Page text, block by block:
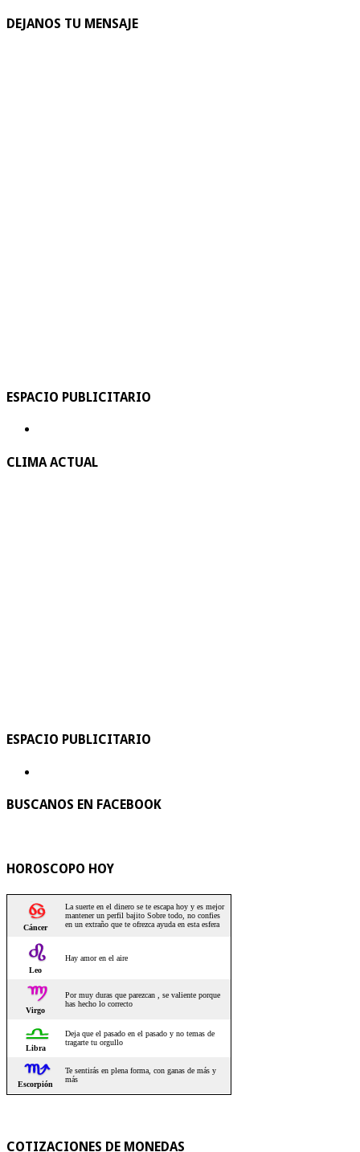
DEJANOS TU MENSAJE
ESPACIO PUBLICITARIO
CLIMA ACTUAL
ESPACIO PUBLICITARIO
BUSCANOS EN FACEBOOK
HOROSCOPO HOY
COTIZACIONES DE MONEDAS